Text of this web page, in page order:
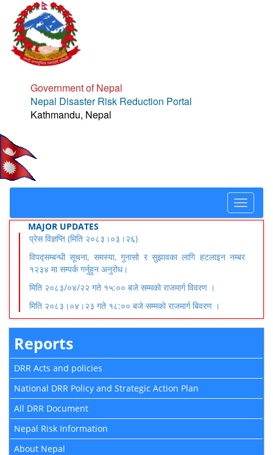
Government of Nepal
Nepal Disaster Risk Reduction Portal
Kathmandu, Nepal
Toggle
MAJOR UPDATES
प्रेस विज्ञप्ति (मिति २०८३।०३।२६)
विपद्सम्बन्धी सूचना, समस्या, गुनासो र सुझावका लागि हटलाइन नम्बर
१२३४ मा सम्पर्क गर्नुहुन अनुरोध।
मिति २०८३/०४/२२ गते १५:०० बजे सम्मको राजमार्ग विवरण ।
मिति २०८३।०४।२३ गते १८:०० बजे सम्मको राजमार्ग बिवरण ।
Reports
DRR Acts and policies
National DRR Policy and Strategic Action Plan
All DRR Document
Nepal Risk Information
About Nepal